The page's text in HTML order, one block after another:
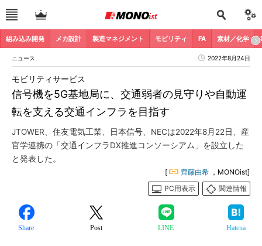
組み込み開発 メカ設計 製造マネジメント モビリティ FA 素材／化学
ニュース 2022年8月24日
信号機を5G基地局に、交通弱者の見守りや自動運
転を支える交通インフラを目指す
モビリティサービス
JTOWER、住友電気工業、日本信号、NECは2022年8月22日、産
官学連携の「交通インフラDX推進コンソーシアム」を設立した
と発表した。
[ 齊藤由希 ，MONOist]
PC用表示
関連情報
Share Post LINE Hatena